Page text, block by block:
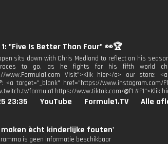
1: "Five Is Better Than Four" 👀🏆
sits down with Chris Medland to reflect on his
to go, as he fights for his fifth world
www.Formula1.com Visit">Klik hier</a> our store:
<a target="_blank" href="https://www.instagram.com/
formula1 https://www.tiktok.com/@f1 #F1">Klik
23:35 YouTube Formule1.TV Alle
maken ècht kinderlijke fouten'
is geen informatie beschikbaar